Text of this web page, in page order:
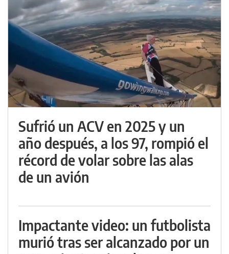
Sufrió un ACV en 2025 y un
año después, a los 97, rompió el
récord de volar sobre las alas
de un avión
Impactante video: un futbolista
murió tras ser alcanzado por un